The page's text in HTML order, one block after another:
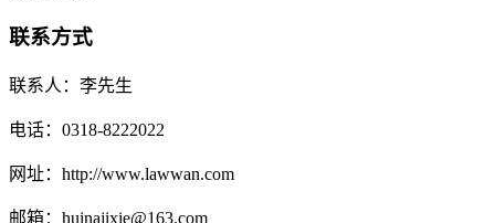
联系方式
联系人：李先生
电话：0318-8222022
网址：http://www.lawwan.com
邮箱：huinajixie@163.com